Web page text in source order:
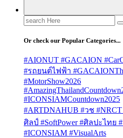
Search
for:
Or check our Popular Categories...
#AIONUT #GACAION
#รถยนต์ไฟฟ้า
#MotorShow2026
#ICONSIAMCountdown2025
#ARTDNAHUB #วช
ศิลป์ #SoftPower #ศิลปะไท
#ICONSIAM #VisualArts